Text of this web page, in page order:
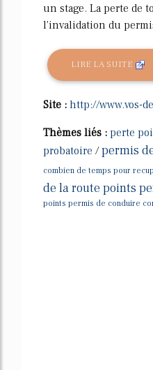
un stage. La perte de
l'invalidation du
LIRE LA SUITE
Site : http://www.vos-
Thèmes liés : perte
probatoire /permis
combien de temps pour
de la route points
points permis de conduire